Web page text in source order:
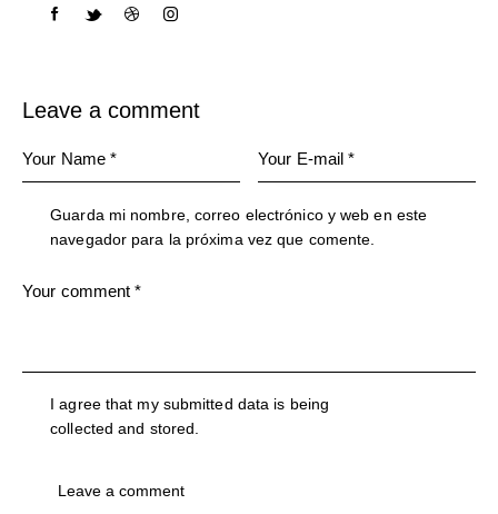
Leave a comment
Guarda mi nombre, correo electrónico y web en este
navegador para la próxima vez que comente.
I agree that my submitted data is being
collected and stored.